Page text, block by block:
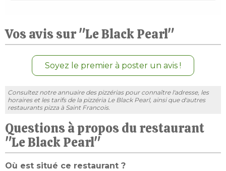
Vos avis sur "Le Black Pearl"
Soyez le premier à poster un avis !
Consultez notre annuaire des pizzérias pour connaître l'adresse, les
horaires et les tarifs de la pizzéria Le Black Pearl, ainsi que d'autres
restaurants pizza à Saint Francois.
Questions à propos du restaurant
"Le Black Pearl"
Où est situé ce restaurant ?